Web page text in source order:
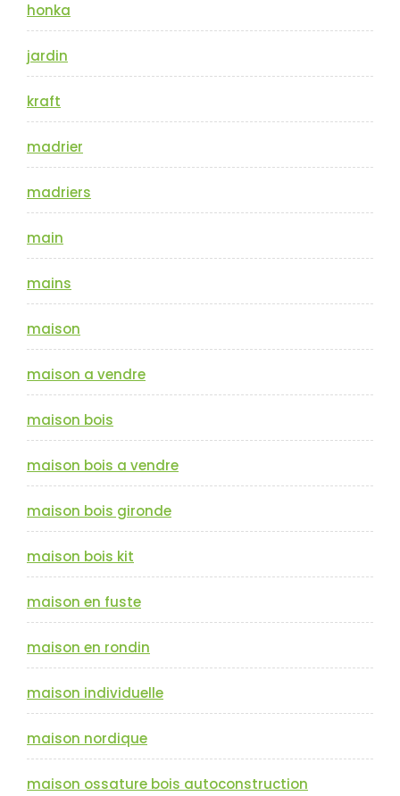
honka
jardin
kraft
madrier
madriers
main
mains
maison
maison a vendre
maison bois
maison bois a vendre
maison bois gironde
maison bois kit
maison en fuste
maison en rondin
maison individuelle
maison nordique
maison ossature bois autoconstruction